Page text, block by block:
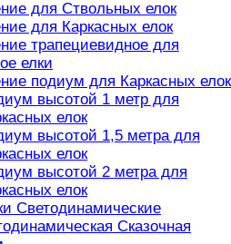
для Ствольных елок
для Каркасных елок
трапециевидное для
елки
подиум для Каркасных елок
высотой 1 метр для
елок
высотой 1,5 метра для
елок
высотой 2 метра для
елок
Светодинамические
Сказочная